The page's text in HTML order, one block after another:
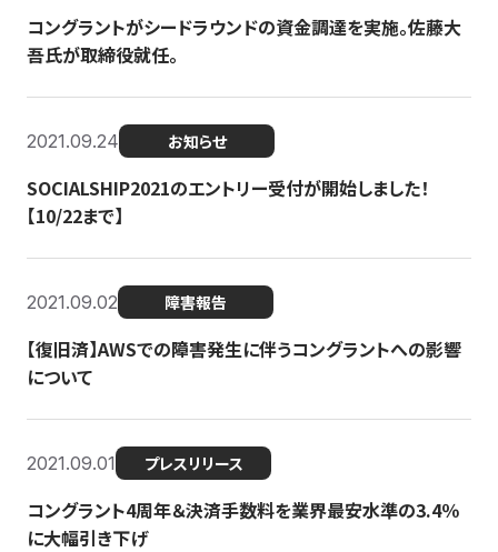
コングラントがシードラウンドの資金調達を実施。佐藤大
吾氏が取締役就任。
2021.09.24 お知らせ
SOCIALSHIP2021のエントリー受付が開始しました！
【10/22まで】
2021.09.02 障害報告
【復旧済】AWSでの障害発生に伴うコングラントへの影響
について
2021.09.01 プレスリリース
コングラント4周年＆決済手数料を業界最安水準の3.4％
に大幅引き下げ